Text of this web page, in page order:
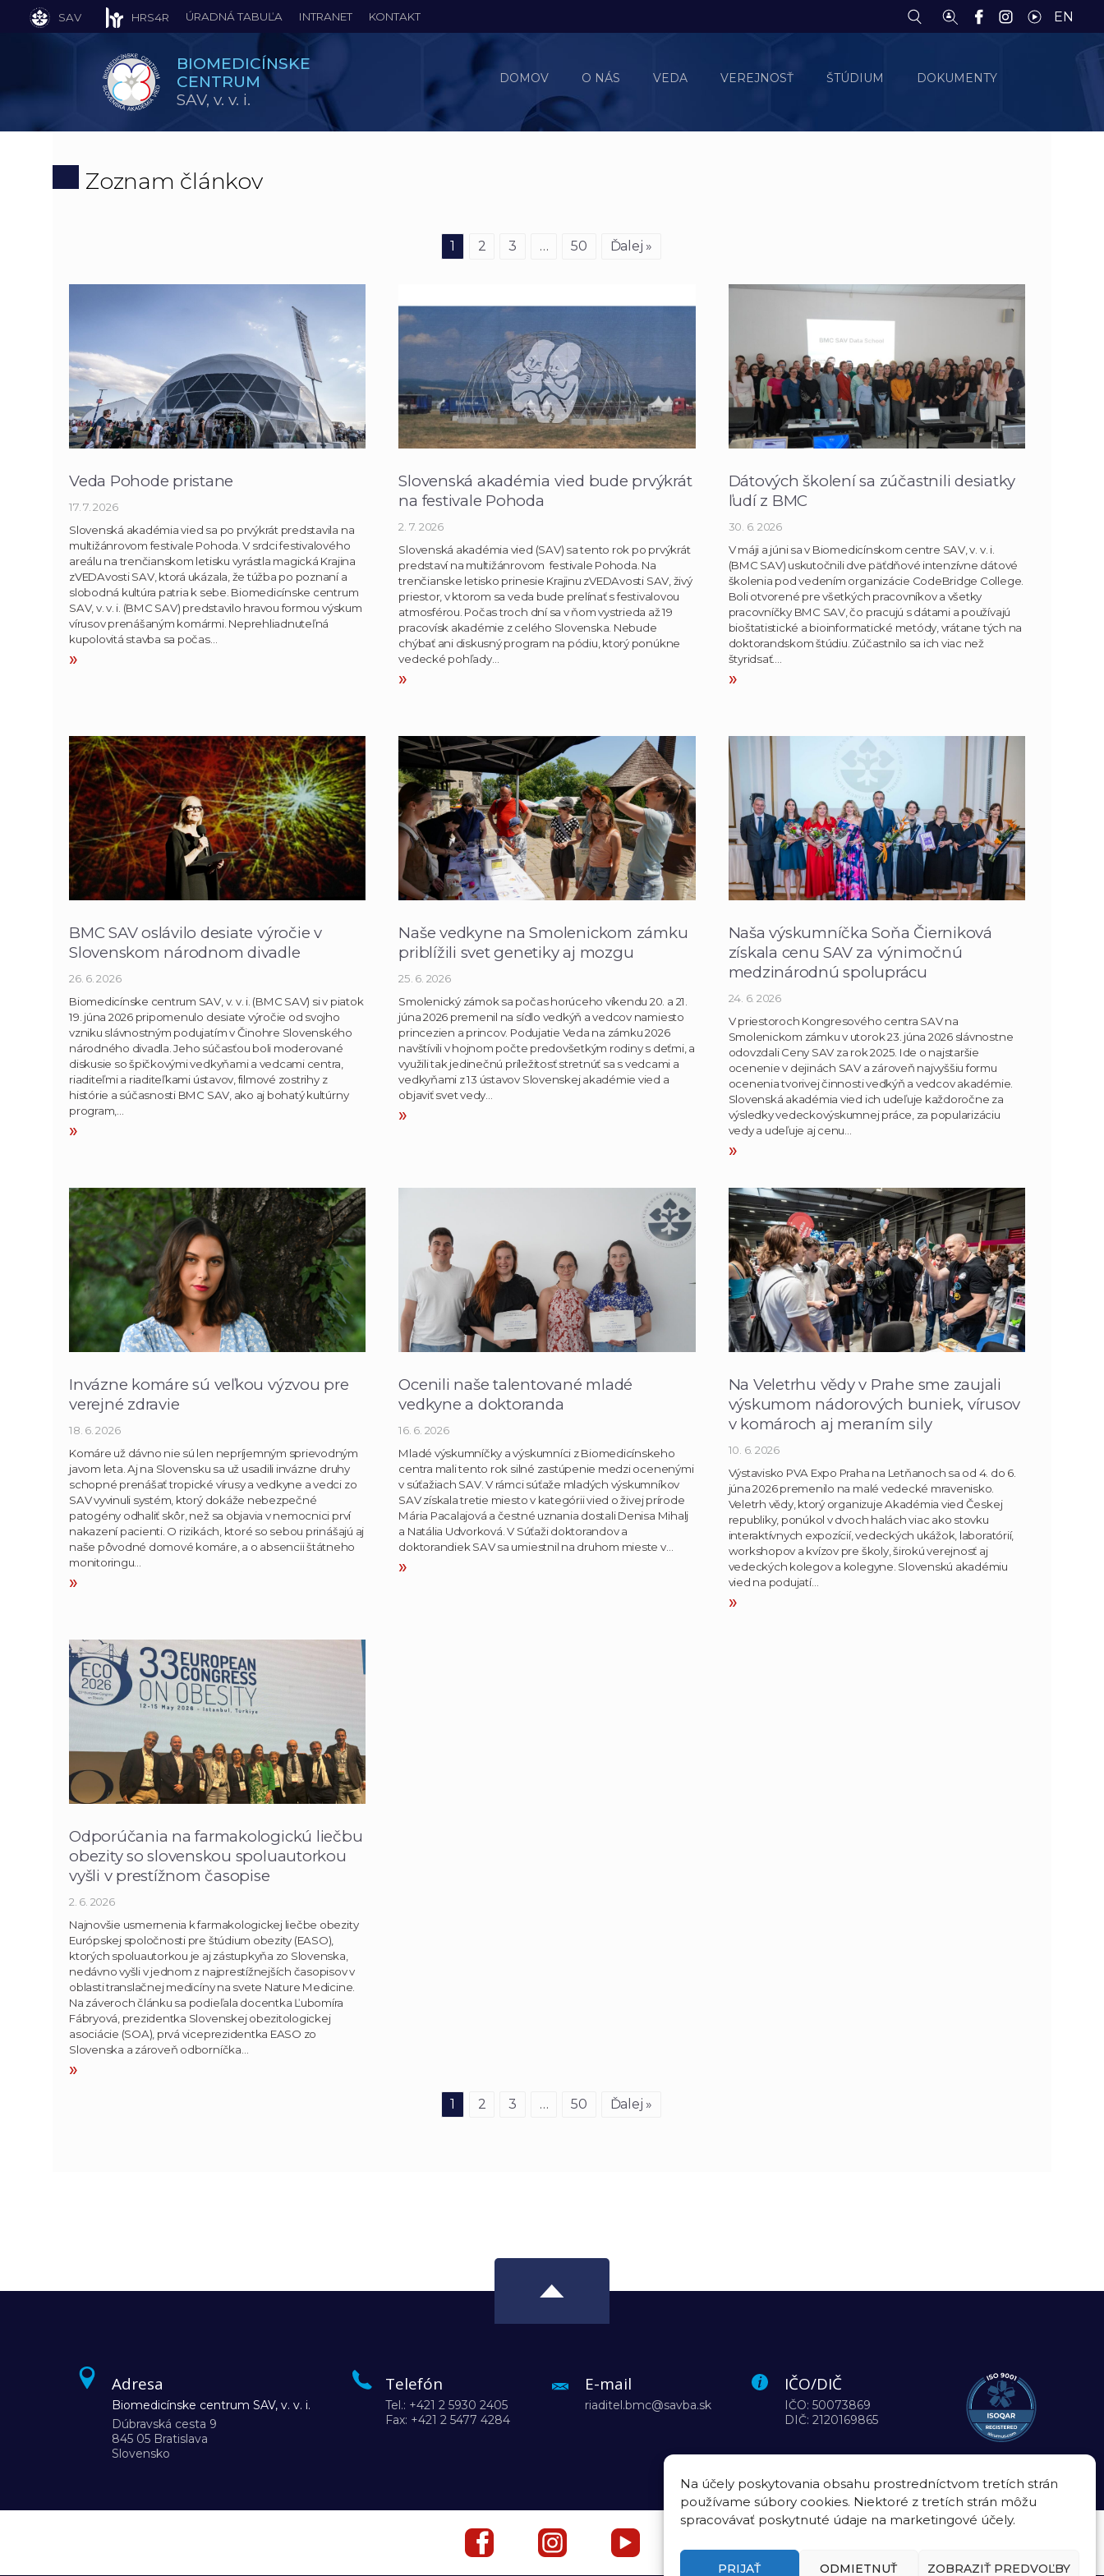
Na účely poskytovania obsahu prostredníctvom tretích strán
používame súbory cookies. Niektoré z tretích strán môžu
spracovávať poskytnuté údaje na marketingové účely.
PRIJAŤ ODMIETNUŤ ZOBRAZIŤ PREDVOĽBY
BIOMEDICÍNSKE
CENTRUM
SAV, v. v. i.
DOMOV O NÁS VEDA VEREJNOSŤ ŠTÚDIUM DOKUMENTY
SAV HRS4R ÚRADNÁ TABUĽA INTRANET KONTAKT EN
Zoznam článkov
1 2 3 … 50 Ďalej »
Veda Pohode pristane
17. 7. 2026
Slovenská akadémia vied sa po prvýkrát predstavila na
multižánrovom festivale Pohoda. V srdci festivalového
areálu na trenčianskom letisku vyrástla magická Krajina
zVEDAvosti SAV, ktorá ukázala, že túžba po poznaní a
slobodná kultúra patria k sebe. Biomedicínske centrum
SAV, v. v. i. (BMC SAV) predstavilo hravou formou výskum
vírusov prenášaným komármi. Neprehliadnuteľná
kupolovitá stavba sa počas…
»
Slovenská akadémia vied bude prvýkrát
na festivale Pohoda
2. 7. 2026
Slovenská akadémia vied (SAV) sa tento rok po prvýkrát
predstaví na multižánrovom festivale Pohoda. Na
trenčianske letisko prinesie Krajinu zVEDAvosti SAV, živý
priestor, v ktorom sa veda bude prelínať s festivalovou
atmosférou. Počas troch dní sa v ňom vystrieda až 19
pracovísk akadémie z celého Slovenska. Nebude
chýbať ani diskusný program na pódiu, ktorý ponúkne
vedecké pohľady…
»
Dátových školení sa zúčastnili desiatky
ľudí z BMC
30. 6. 2026
V máji a júni sa v Biomedicínskom centre SAV, v. v. i.
(BMC SAV) uskutočnili dve päťdňové intenzívne dátové
školenia pod vedením organizácie CodeBridge College.
Boli otvorené pre všetkých pracovníkov a všetky
pracovníčky BMC SAV, čo pracujú s dátami a používajú
bioštatistické a bioinformatické metódy, vrátane tých na
doktorandskom štúdiu. Zúčastnilo sa ich viac než
štyridsať….
»
BMC SAV oslávilo desiate výročie v
Slovenskom národnom divadle
26. 6. 2026
Biomedicínske centrum SAV, v. v. i. (BMC SAV) si v piatok
19. júna 2026 pripomenulo desiate výročie od svojho
vzniku slávnostným podujatím v Činohre Slovenského
národného divadla. Jeho súčasťou boli moderované
diskusie so špičkovými vedkyňami a vedcami centra,
riaditeľmi a riaditeľkami ústavov, filmové zostrihy z
histórie a súčasnosti BMC SAV, ako aj bohatý kultúrny
program,…
»
Naše vedkyne na Smolenickom zámku
priblížili svet genetiky aj mozgu
25. 6. 2026
Smolenický zámok sa počas horúceho víkendu 20. a 21.
júna 2026 premenil na sídlo vedkýň a vedcov namiesto
princezien a princov. Podujatie Veda na zámku 2026
navštívili v hojnom počte predovšetkým rodiny s deťmi, a
využili tak jedinečnú príležitosť stretnúť sa s vedcami a
vedkyňami z 13 ústavov Slovenskej akadémie vied a
objaviť svet vedy…
»
Naša výskumníčka Soňa Čierniková
získala cenu SAV za výnimočnú
medzinárodnú spoluprácu
24. 6. 2026
V priestoroch Kongresového centra SAV na
Smolenickom zámku v utorok 23. júna 2026 slávnostne
odovzdali Ceny SAV za rok 2025. Ide o najstaršie
ocenenie v dejinách SAV a zároveň najvyššiu formu
ocenenia tvorivej činnosti vedkýň a vedcov akadémie.
Slovenská akadémia vied ich udeľuje každoročne za
výsledky vedeckovýskumnej práce, za popularizáciu
vedy a udeľuje aj cenu…
»
Invázne komáre sú veľkou výzvou pre
verejné zdravie
18. 6. 2026
Komáre už dávno nie sú len nepríjemným sprievodným
javom leta. Aj na Slovensku sa už usadili invázne druhy
schopné prenášať tropické vírusy a vedkyne a vedci zo
SAV vyvinuli systém, ktorý dokáže nebezpečné
patogény odhaliť skôr, než sa objavia v nemocnici prví
nakazení pacienti. O rizikách, ktoré so sebou prinášajú aj
naše pôvodné domové komáre, a o absencii štátneho
monitoringu…
»
Ocenili naše talentované mladé
vedkyne a doktoranda
16. 6. 2026
Mladé výskumníčky a výskumníci z Biomedicínskeho
centra mali tento rok silné zastúpenie medzi ocenenými
v súťažiach SAV. V rámci súťaže mladých výskumníkov
SAV získala tretie miesto v kategórii vied o živej prírode
Mária Pacalajová a čestné uznania dostali Denisa Mihalj
a Natália Udvorková. V Súťaži doktorandov a
doktorandiek SAV sa umiestnil na druhom mieste v…
»
Na Veletrhu vědy v Prahe sme zaujali
výskumom nádorových buniek, vírusov
v komároch aj meraním sily
10. 6. 2026
Výstavisko PVA Expo Praha na Letňanoch sa od 4. do 6.
júna 2026 premenilo na malé vedecké mravenisko.
Veletrh vědy, ktorý organizuje Akadémia vied Českej
republiky, ponúkol v dvoch halách viac ako stovku
interaktívnych expozícií, vedeckých ukážok, laboratórií,
workshopov a kvízov pre školy, širokú verejnosť aj
vedeckých kolegov a kolegyne. Slovenskú akadémiu
vied na podujatí…
»
Odporúčania na farmakologickú liečbu
obezity so slovenskou spoluautorkou
vyšli v prestížnom časopise
2. 6. 2026
Najnovšie usmernenia k farmakologickej liečbe obezity
Európskej spoločnosti pre štúdium obezity (EASO),
ktorých spoluautorkou je aj zástupkyňa zo Slovenska,
nedávno vyšli v jednom z najprestížnejších časopisov v
oblasti translačnej medicíny na svete Nature Medicine.
Na záveroch článku sa podieľala docentka Ľubomíra
Fábryová, prezidentka Slovenskej obezitologickej
asociácie (SOA), prvá viceprezidentka EASO zo
Slovenska a zároveň odborníčka…
»
1 2 3 … 50 Ďalej »
Adresa
Biomedicínske centrum SAV, v. v. i.
Dúbravská cesta 9
845 05 Bratislava
Slovensko
Telefón
Tel.: +421 2 5930 2405
Fax: +421 2 5477 4284
E-mail
riaditel.bmc@savba.sk
IČO/DIČ
IČO: 50073869
DIČ: 2120169865